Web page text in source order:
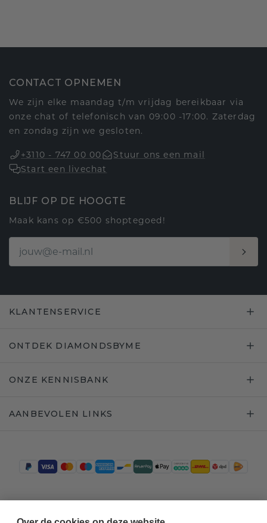
CONTACT OPNEMEN
We zijn elke maandag t/m vrijdag bereikbaar via
onze chat of telefonisch van 09:00 -17:00. Zaterdag
en zondag zijn we gesloten.
+3110 - 747 00 00
Stuur ons een mail
Start een livechat
BLIJF OP DE HOOGTE
Maak kans op €500 shoptegoed!
KLANTENSERVICE
ONTDEK DIAMONDSBYME
ONZE KENNISBANK
AANBEVOLEN LINKS